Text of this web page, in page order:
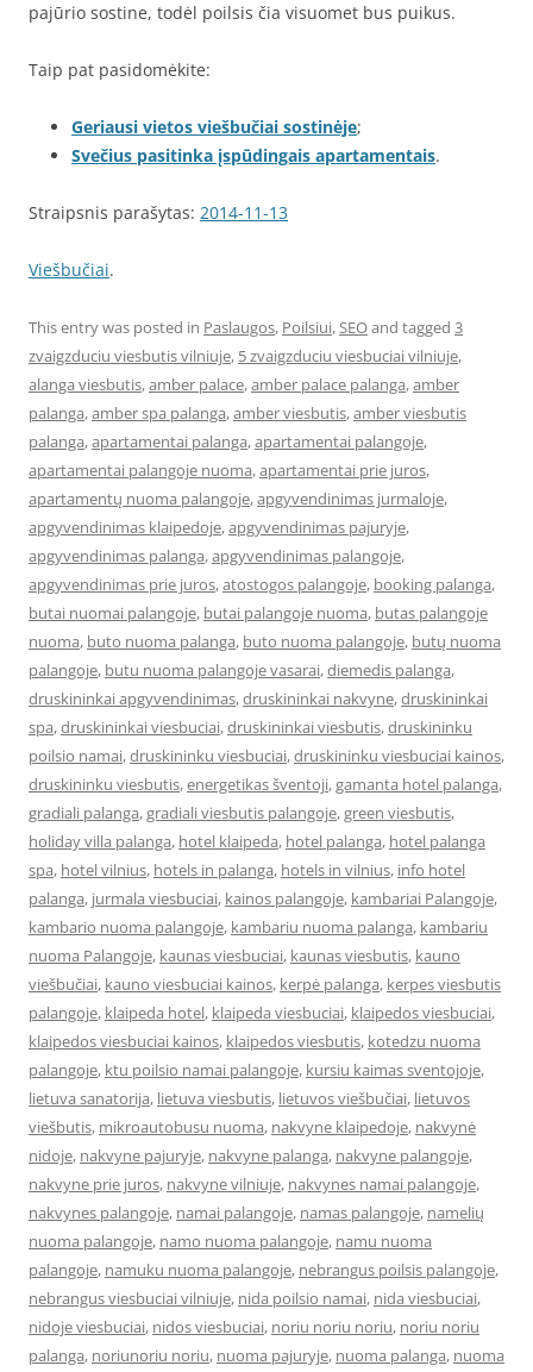
pajūrio sostine, todėl poilsis čia visuomet bus puikus.
Taip pat pasidomėkite:
Geriausi vietos viešbučiai sostinėje;
Svečius pasitinka įspūdingais apartamentais.
Straipsnis parašytas: 2014-11-13
Viešbučiai.
This entry was posted in Paslaugos, Poilsiui,SEOand tagged 3
zvaigzduciu viesbutis vilniuje, 5 zvaigzduciu viesbuciai vilniuje,
alanga viesbutis,amber palace,amber palace palanga,amber
palanga,amber spa palanga,amber viesbutis,amber viesbutis
palanga,apartamentai palanga,apartamentai palangoje,
apartamentai palangoje nuoma,apartamentai prie juros,
apartamentų nuoma palangoje,apgyvendinimas jurmaloje,
apgyvendinimas klaipedoje,apgyvendinimas pajuryje,
apgyvendinimas palanga,apgyvendinimas palangoje,
apgyvendinimas prie juros,atostogos palangoje, booking palanga,
butai nuomai palangoje, butai palangoje nuoma, butas palangoje
nuoma, buto nuoma palanga, buto nuoma palangoje, butų nuoma
palangoje, butu nuoma palangoje vasarai,diemedis palanga,
druskininkai apgyvendinimas,druskininkai nakvyne,druskininkai
spa,druskininkai viesbuciai,druskininkai viesbutis,druskininku
poilsio namai,druskininku viesbuciai,druskininku viesbuciai kainos,
druskininku viesbutis,energetikas šventoji,gamanta hotel palanga,
gradiali palanga,gradiali viesbutis palangoje,green viesbutis,
holiday villa palanga, hotel klaipeda, hotel palanga, hotel palanga
spa, hotel vilnius, hotels in palanga, hotels in vilnius, info hotel
palanga, jurmala viesbuciai, kainos palangoje, kambariai Palangoje,
kambario nuoma palangoje, kambariu nuoma palanga, kambariu
nuoma Palangoje, kaunas viesbuciai, kaunas viesbutis, kauno
viešbučiai, kauno viesbuciai kainos, kerpė palanga, kerpes viesbutis
palangoje, klaipeda hotel, klaipeda viesbuciai, klaipedos viesbuciai,
klaipedos viesbuciai kainos, klaipedos viesbutis, kotedzu nuoma
palangoje, ktu poilsio namai palangoje, kursiu kaimas sventojoje,
lietuva sanatorija, lietuva viesbutis, lietuvos viešbučiai, lietuvos
viešbutis, mikroautobusu nuoma, nakvyne klaipedoje, nakvynė
nidoje, nakvyne pajuryje, nakvyne palanga, nakvyne palangoje,
nakvyne prie juros, nakvyne vilniuje, nakvynes namai palangoje,
nakvynes palangoje, namai palangoje, namas palangoje, namelių
nuoma palangoje, namo nuoma palangoje, namu nuoma
palangoje, namuku nuoma palangoje, nebrangus poilsis palangoje,
nebrangus viesbuciai vilniuje, nida poilsio namai, nida viesbuciai,
nidoje viesbuciai, nidos viesbuciai, noriu noriu noriu, noriu noriu
palanga, noriunoriu noriu, nuoma pajuryje, nuoma palanga, nuoma